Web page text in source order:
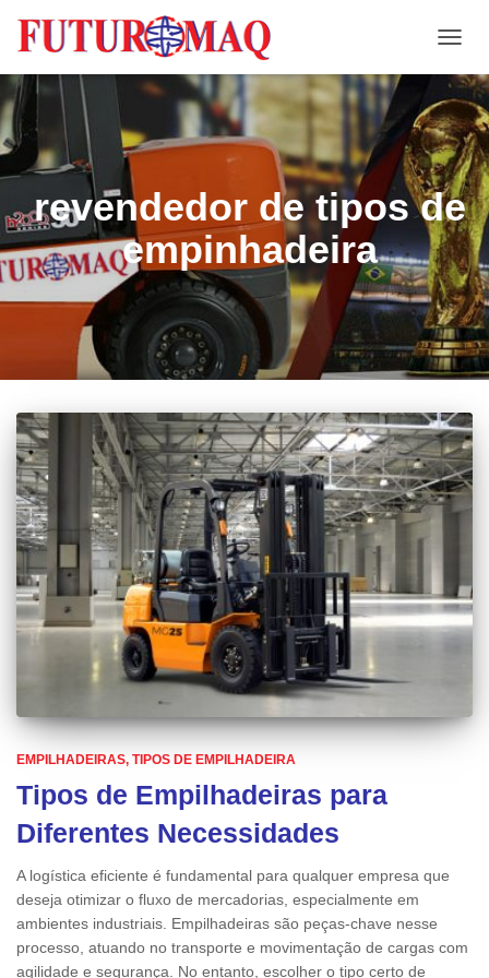
revendedor de tipos de
empinhadeira
EMPILHADEIRAS TIPOS DE EMPILHADEIRA
Tipos de Empilhadeiras para
Diferentes Necessidades
A logística eficiente é fundamental para qualquer empresa que
deseja otimizar o fluxo de mercadorias, especialmente em
ambientes industriais. Empilhadeiras são peças-chave nesse
processo, atuando no transporte e movimentação de cargas com
agilidade e segurança. No entanto, escolher o tipo certo de